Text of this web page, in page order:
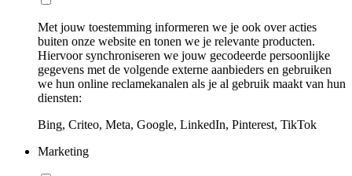
Met jouw toestemming informeren we je ook over acties
buiten onze website en tonen we je relevante producten.
Hiervoor synchroniseren we jouw gecodeerde persoonlijke
gegevens met de volgende externe aanbieders en gebruiken
we hun online reclamekanalen als je al gebruik maakt van hun
diensten:
Bing, Criteo, Meta, Google, LinkedIn, Pinterest, TikTok
Marketing